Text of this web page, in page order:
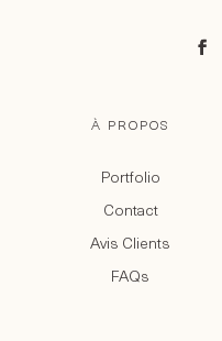
À PROPOS
Portfolio
Contact
Avis Clients
FAQs